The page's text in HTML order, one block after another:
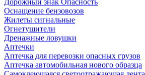
Дорожный знак Опасность
Оснащение бензовозов
Жилеты сигнальные
Огнетушители
Дренажные ловушки
Аптечки
Аптечка для перевозки опасных грузов
Аптечка автомобильная нового образца